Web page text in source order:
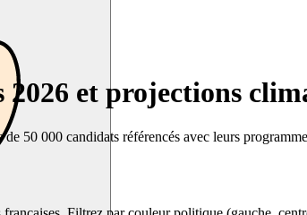
et projections
50 000 candidats référencés avec leurs